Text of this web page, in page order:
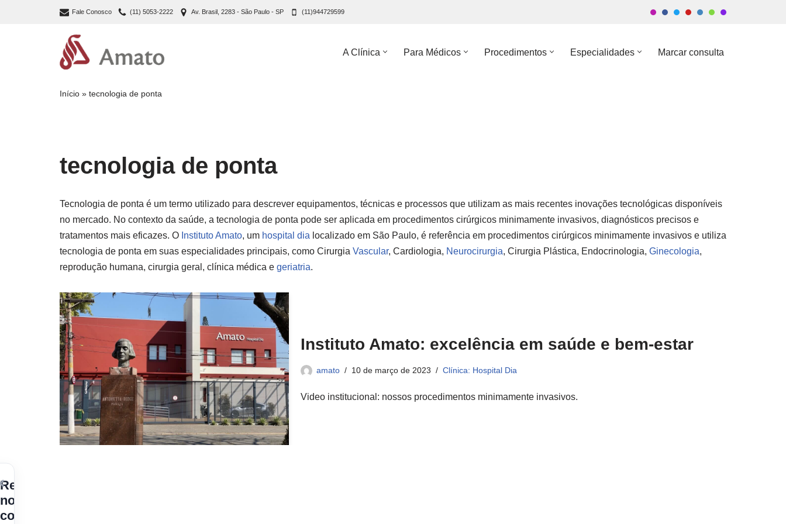
Fale Conosco (11) 5053-2222 Av. Brasil, 2283 - São Paulo - SP (11)944729599
A Clínica Para Médicos Procedimentos Especialidades Marcar consulta
Início » tecnologia de ponta
tecnologia de ponta
Tecnologia de ponta é um termo utilizado para descrever equipamentos, técnicas e processos que utilizam as mais recentes inovações tecnológicas disponíveis
no mercado. No contexto da saúde, a tecnologia de ponta pode ser aplicada em procedimentos cirúrgicos minimamente invasivos, diagnósticos precisos e
tratamentos mais eficazes. O Instituto Amato, um hospital dia localizado em São Paulo, é referência em procedimentos cirúrgicos minimamente invasivos e utiliza
tecnologia de ponta em suas especialidades principais, como Cirurgia Vascular, Cardiologia, Neurocirurgia, Cirurgia Plástica, Endocrinologia, Ginecologia,
reprodução humana, cirurgia geral, clínica médica e geriatria.
Instituto Amato: excelência em saúde e bem-estar
amato 10 de março de 2023 Clínica: Hospital Dia
Video institucional: nossos procedimentos minimamente invasivos.
Receba
nossos
conteúdos